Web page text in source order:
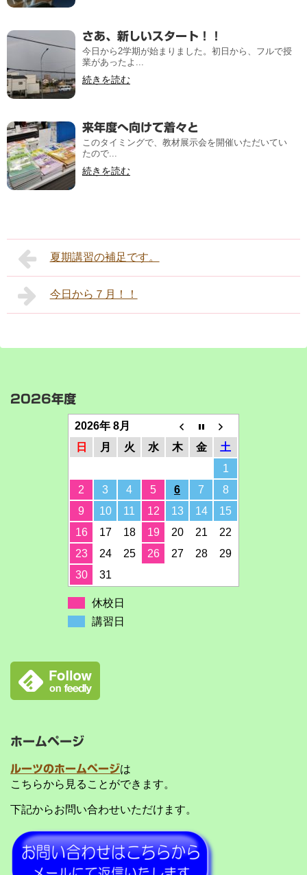
さあ、新しいスタート！！
今日から2学期が始まりました。初日から、フルで授
業があったよ...
続きを読む
来年度へ向けて着々と
このタイミングで、教材展示会を開催いただいてい
たので...
続きを読む
夏期講習の補足です。
今日から７月！！
2026年度
2026年 8月
日
月 火 水 木 金
土
1
2
3 4 5 6 7
8
9
10 11 12 13 14
15
16
17 18 19 20 21
22
23
24 25 26 27 28
29
30
31
休校日
講習日
ホームページ
ルーツのホームページは
こちらから見ることができます。
下記からお問い合わせいただけます。